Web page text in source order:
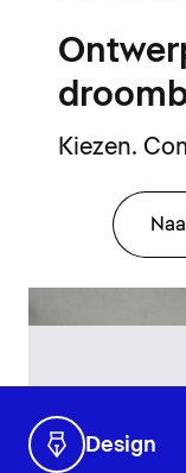
Kiezen.
Design